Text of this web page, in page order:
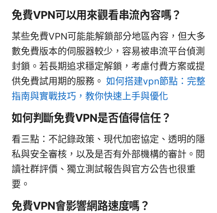
免費VPN可以用來觀看串流內容嗎？
某些免費VPN可能能解鎖部分地區內容，但大多
數免費版本的伺服器較少，容易被串流平台偵測
封鎖。若長期追求穩定解鎖，考慮付費方案或提
供免費試用期的服務。 如何搭建vpn節點：完整
指南與實戰技巧，教你快速上手與優化
如何判斷免費VPN是否值得信任？
看三點：不記錄政策、現代加密協定、透明的隱
私與安全審核，以及是否有外部機構的審計。閱
讀社群評價、獨立測試報告與官方公告也很重
要。
免費VPN會影響網路速度嗎？